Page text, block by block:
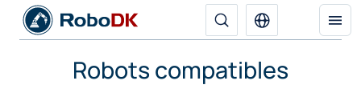
Robots compatibles